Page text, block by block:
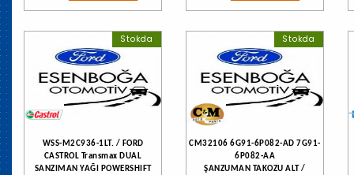
Stokda
WSS-M2C936-1LT. / FORD
CASTROL Transmax DUAL
SANZIMAN YAĞI POWERSHIFT
Stokda
CM32106 6G91-6P082-AD 7G91-
6P082-AA
ŞANZUMAN TAKOZU ALT /